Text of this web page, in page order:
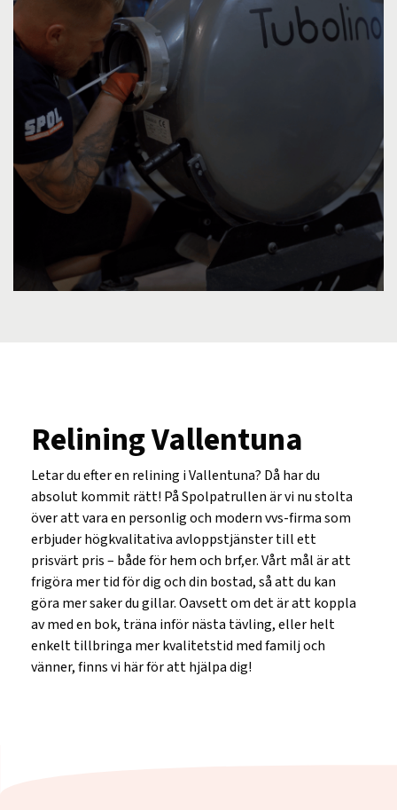
Relining Vallentuna
Letar du efter en relining i Vallentuna? Då har du
absolut kommit rätt! På Spolpatrullen är vi nu stolta
över att vara en personlig och modern vvs-firma som
erbjuder högkvalitativa avloppstjänster till ett
prisvärt pris – både för hem och brf,er. Vårt mål är att
frigöra mer tid för dig och din bostad, så att du kan
göra mer saker du gillar. Oavsett om det är att koppla
av med en bok, träna inför nästa tävling, eller helt
enkelt tillbringa mer kvalitetstid med familj och
vänner, finns vi här för att hjälpa dig!